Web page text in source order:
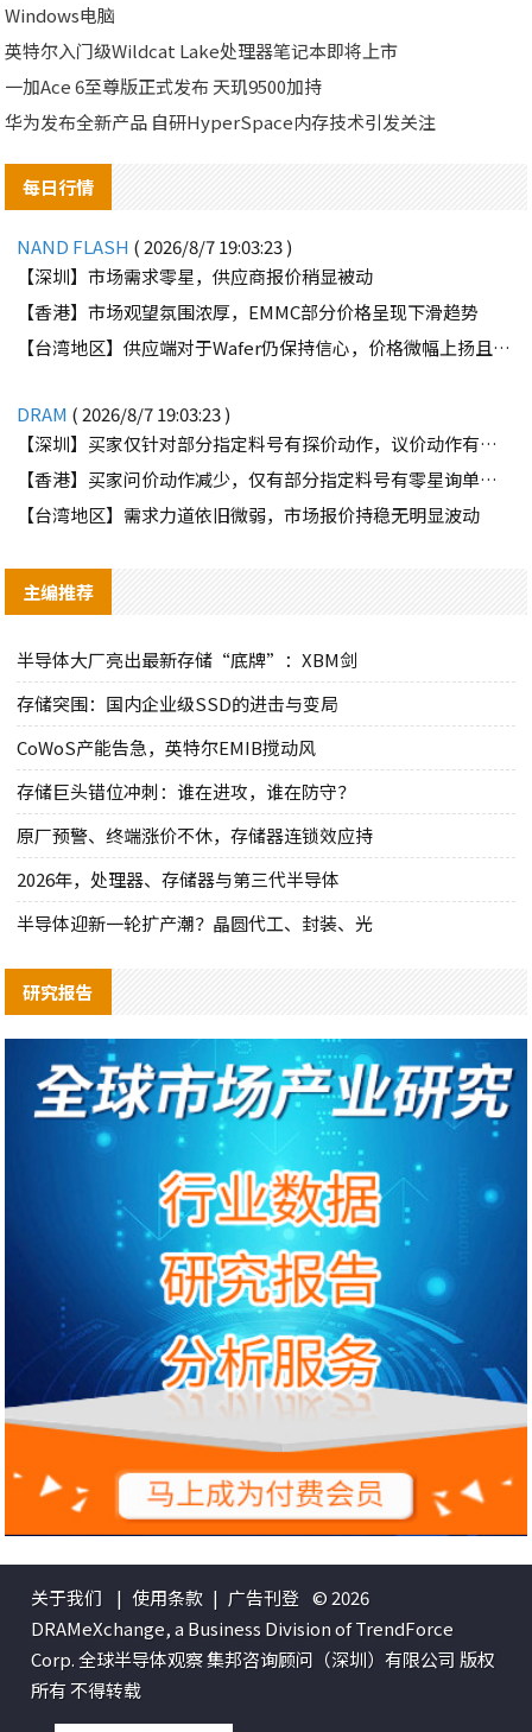
Windows电脑
英特尔入门级Wildcat Lake处理器笔记本即将上市
一加Ace 6至尊版正式发布 天玑9500加持
华为发布全新产品 自研HyperSpace内存技术引发关注
每日行情
NAND FLASH ( 2026/8/7 19:03:23 )
【深圳】市场需求零星，供应商报价稍显被动
【香港】市场观望氛围浓厚，EMMC部分价格呈现下滑趋势
【台湾地区】供应端对于Wafer仍保持信心，价格微幅上扬且惜售态度不变
DRAM ( 2026/8/7 19:03:23 )
【深圳】买家仅针对部分指定料号有探价动作，议价动作有所减少
【香港】买家问价动作减少，仅有部分指定料号有零星询单动作
【台湾地区】需求力道依旧微弱，市场报价持稳无明显波动
主编推荐
半导体大厂亮出最新存储“底牌”：XBM剑
存储突围：国内企业级SSD的进击与变局
CoWoS产能告急，英特尔EMIB搅动风
存储巨头错位冲刺：谁在进攻，谁在防守？
原厂预警、终端涨价不休，存储器连锁效应持
2026年，处理器、存储器与第三代半导体
半导体迎新一轮扩产潮？晶圆代工、封装、光
研究报告
关于我们 | 使用条款 | 广告刊登 © 2026
DRAMeXchange, a Business Division of TrendForce
Corp. 全球半导体观察 集邦咨询顾问（深圳）有限公司 版权
所有 不得转载